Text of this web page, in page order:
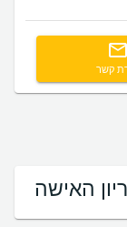
קשר
האישה